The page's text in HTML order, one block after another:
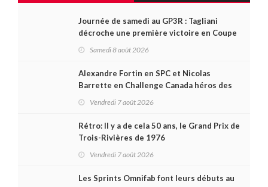
Journée de samedi au GP3R : Tagliani
décroche une première victoire en Coupe
Samedi 8 août 2026
Alexandre Fortin en SPC et Nicolas
Barrette en Challenge Canada héros des
Vendredi 7 août 2026
Rétro: Il y a de cela 50 ans, le Grand Prix de
Trois-Rivières de 1976
Vendredi 7 août 2026
Les Sprints Omnifab font leurs débuts au